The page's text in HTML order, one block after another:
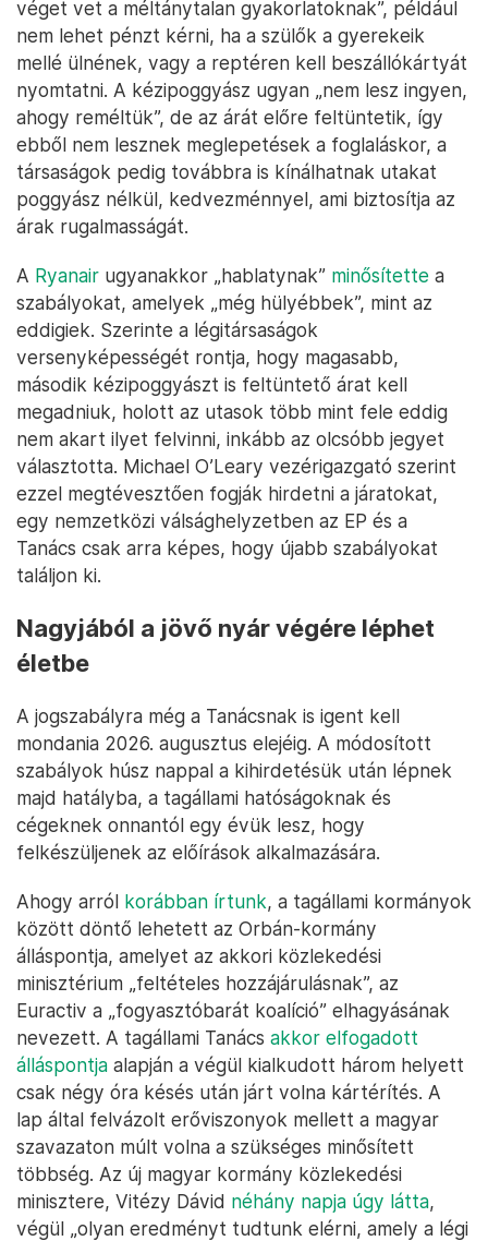
véget vet a méltánytalan gyakorlatoknak”, például
nem lehet pénzt kérni, ha a szülők a gyerekeik
mellé ülnének, vagy a reptéren kell beszállókártyát
nyomtatni. A kézipoggyász ugyan „nem lesz ingyen,
ahogy reméltük”, de az árát előre feltüntetik, így
ebből nem lesznek meglepetések a foglaláskor, a
társaságok pedig továbbra is kínálhatnak utakat
poggyász nélkül, kedvezménnyel, ami biztosítja az
árak rugalmasságát.
A Ryanair ugyanakkor „hablatynak” minősítette a
szabályokat, amelyek „még hülyébbek”, mint az
eddigiek. Szerinte a légitársaságok
versenyképességét rontja, hogy magasabb,
második kézipoggyászt is feltüntető árat kell
megadniuk, holott az utasok több mint fele eddig
nem akart ilyet felvinni, inkább az olcsóbb jegyet
választotta. Michael O’Leary vezérigazgató szerint
ezzel megtévesztően fogják hirdetni a járatokat,
egy nemzetközi válsághelyzetben az EP és a
Tanács csak arra képes, hogy újabb szabályokat
találjon ki.
Nagyjából a jövő nyár végére léphet
életbe
A jogszabályra még a Tanácsnak is igent kell
mondania 2026. augusztus elejéig. A módosított
szabályok húsz nappal a kihirdetésük után lépnek
majd hatályba, a tagállami hatóságoknak és
cégeknek onnantól egy évük lesz, hogy
felkészüljenek az előírások alkalmazására.
Ahogy arról korábban írtunk, a tagállami kormányok
között döntő lehetett az Orbán-kormány
álláspontja, amelyet az akkori közlekedési
minisztérium „feltételes hozzájárulásnak”, az
Euractiv a „fogyasztóbarát koalíció” elhagyásának
nevezett. A tagállami Tanács akkor elfogadott
álláspontja alapján a végül kialkudott három helyett
csak négy óra késés után járt volna kártérítés. A
lap által felvázolt erőviszonyok mellett a magyar
szavazaton múlt volna a szükséges minősített
többség. Az új magyar kormány közlekedési
minisztere, Vitézy Dávid néhány napja úgy látta,
végül „olyan eredményt tudtunk elérni, amely a légi